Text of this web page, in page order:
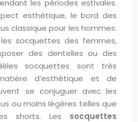
les périodes estivales.
esthétique, le bord des
classique pour les hommes.
socquettes des femmes,
des dentelles ou des
socquettes sont très
d’esthétique et de
se conjuguer avec les
ou moins légères telles que
shorts. Les socquettes